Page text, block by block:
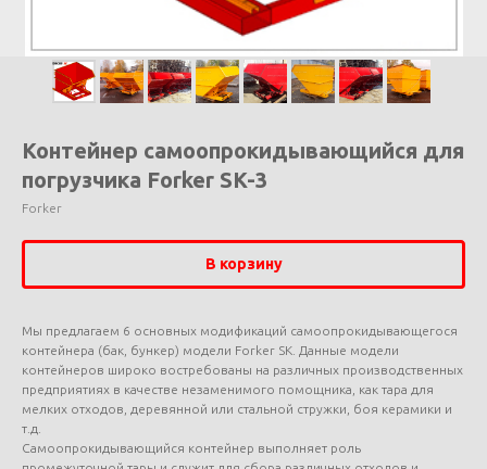
Контейнер самоопрокидывающийся для
погрузчика Forker SK-3
Forker
В корзину
Мы предлагаем 6 основных модификаций самоопрокидывающегося
контейнера (бак, бункер) модели Forker SK. Данные модели
контейнеров широко востребованы на различных производственных
предприятиях в качестве незаменимого помощника, как тара для
мелких отходов, деревянной или стальной стружки, боя керамики и
т.д.
Самоопрокидывающийся контейнер выполняет роль